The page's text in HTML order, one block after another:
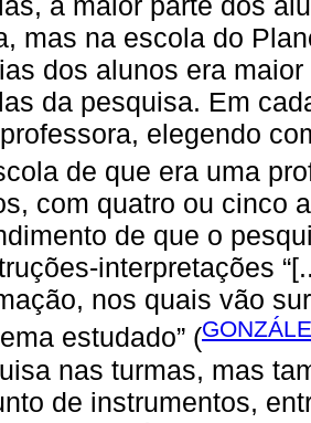
mas na escola do
dos alunos era
da pesquisa. Em
elegendo
de que era uma
com quatro ou cinco
de que o
interpretações
nos quais vão
estudado” (
nas turmas, mas
de instrumentos,